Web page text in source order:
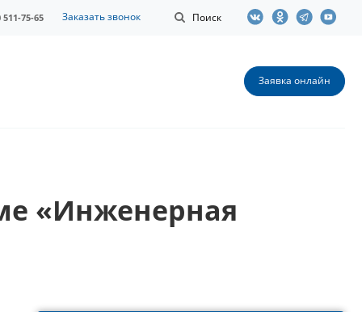
Поиск
511-75-65 Заказать звонок
Заявка онлайн
«Инженерная